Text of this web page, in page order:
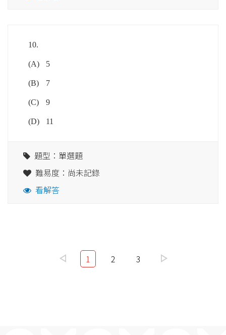
10.
(A) 5
(B) 7
(C) 9
(D) 11
題型：單選題
難易度：尚未記錄
看解答
1 2 3